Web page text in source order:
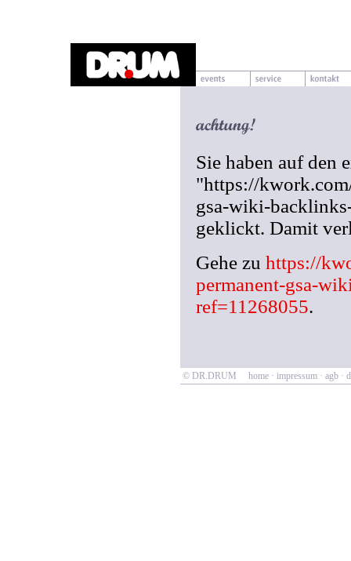
Sie haben auf den
"https://
gsa-wiki-
geklickt. Damit
Gehe zu https://
permanent-gsa-
ref=11268055.
© DR.DRUM home · impressum · agb ·